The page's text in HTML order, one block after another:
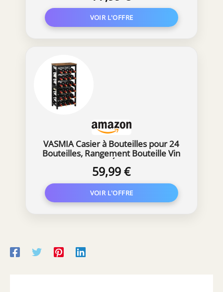
Cuisine, Bars, Naturel
VASMIA Casier à Bouteilles pour 24
Bouteilles, Rangement Bouteille Vin
en Bambou, Étagère à Vin
Autoportante 6 Niveaux, pour Cave,
Cuisine, Bars, 41x24x82 cm, Marron
Rustique
59,99 €